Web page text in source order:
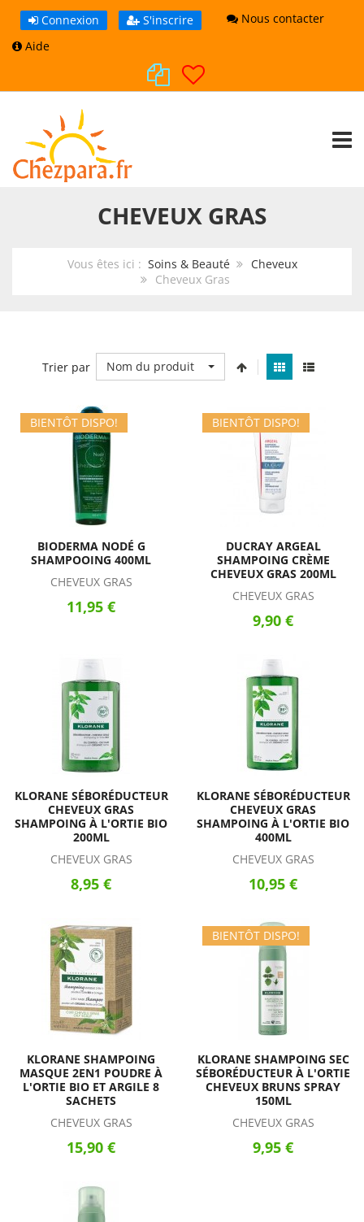
Connexion S'inscrire
Nous contacter
Aide
CHEVEUX GRAS
Vous êtes ici : Soins & Beauté
Cheveux
Cheveux Gras
Trier par Nom du produit
BIENTÔT DISPO!
BIODERMA NODÉ G
SHAMPOOING 400ML
CHEVEUX GRAS
11,95 €
BIENTÔT DISPO!
DUCRAY ARGEAL
SHAMPOING CRÈME
CHEVEUX GRAS 200ML
CHEVEUX GRAS
9,90 €
KLORANE SÉBORÉDUCTEUR
CHEVEUX GRAS
SHAMPOING À L'ORTIE BIO
200ML
CHEVEUX GRAS
8,95 €
KLORANE SÉBORÉDUCTEUR
CHEVEUX GRAS
SHAMPOING À L'ORTIE BIO
400ML
CHEVEUX GRAS
10,95 €
KLORANE SHAMPOING
MASQUE 2EN1 POUDRE À
L'ORTIE BIO ET ARGILE 8
SACHETS
CHEVEUX GRAS
15,90 €
BIENTÔT DISPO!
KLORANE SHAMPOING SEC
SÉBORÉDUCTEUR À L'ORTIE
CHEVEUX BRUNS SPRAY
150ML
CHEVEUX GRAS
9,95 €